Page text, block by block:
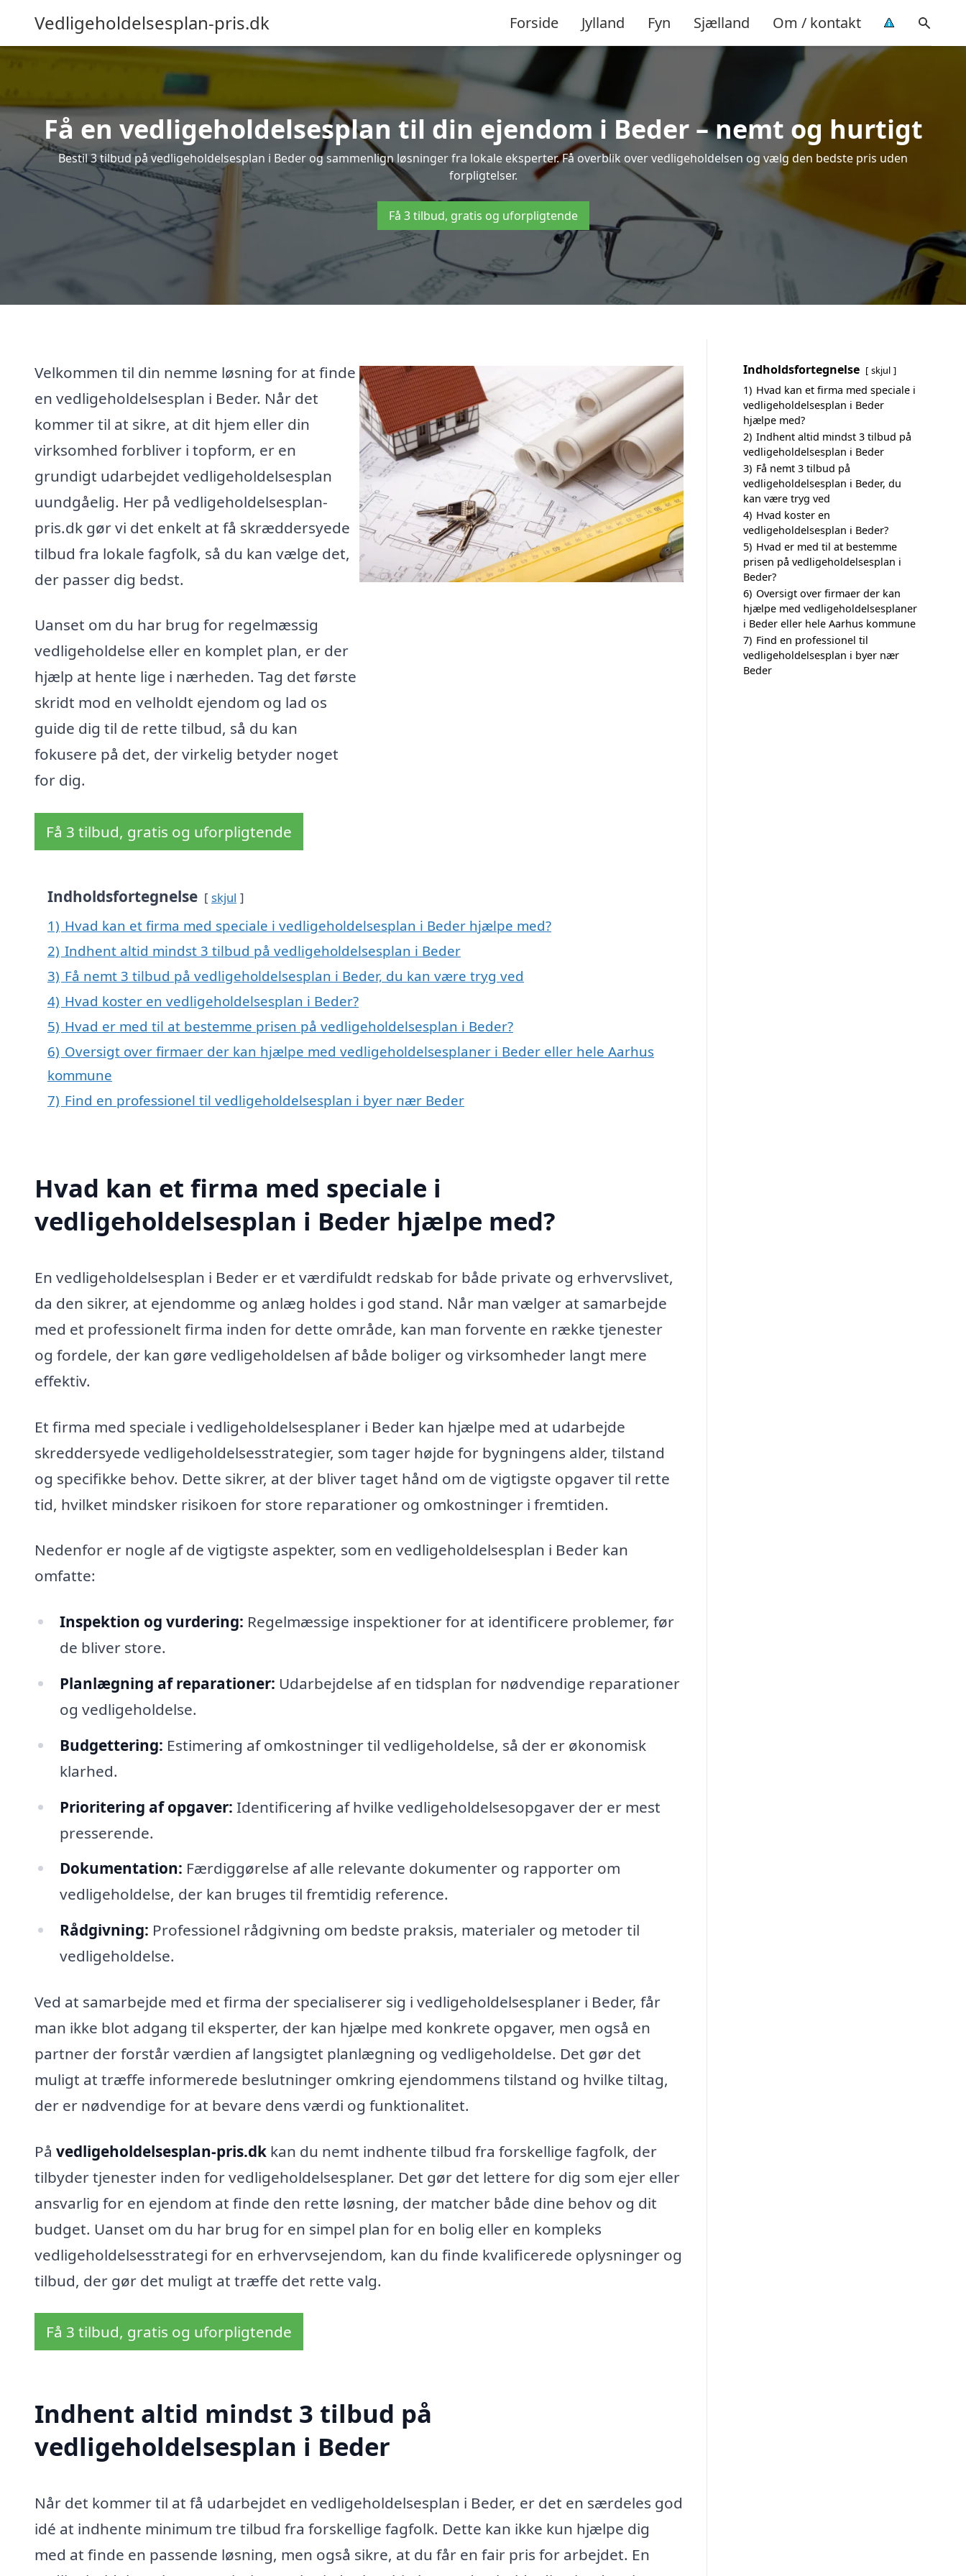
Vedligeholdelsesplan-pris.dk Forside Jylland Fyn Sjælland Om / kontakt
Få en vedligeholdelsesplan til din ejendom i Beder – nemt og hurtigt
Bestil 3 tilbud på vedligeholdelsesplan i Beder og sammenlign løsninger fra lokale eksperter. Få overblik over vedligeholdelsen og vælg den bedste pris uden
forpligtelser.
Få 3 tilbud, gratis og uforpligtende
Velkommen til din nemme løsning for at finde
en vedligeholdelsesplan i Beder. Når det
kommer til at sikre, at dit hjem eller din
virksomhed forbliver i topform, er en
grundigt udarbejdet vedligeholdelsesplan
uundgåelig. Her på vedligeholdelsesplan-
pris.dk gør vi det enkelt at få skræddersyede
tilbud fra lokale fagfolk, så du kan vælge det,
der passer dig bedst.
Uanset om du har brug for regelmæssig
vedligeholdelse eller en komplet plan, er der
hjælp at hente lige i nærheden. Tag det første
skridt mod en velholdt ejendom og lad os
guide dig til de rette tilbud, så du kan
fokusere på det, der virkelig betyder noget
for dig.
Få 3 tilbud, gratis og uforpligtende
Indholdsfortegnelse skjul
1) Hvad kan et firma med speciale i vedligeholdelsesplan i Beder hjælpe med?
2) Indhent altid mindst 3 tilbud på vedligeholdelsesplan i Beder
3) Få nemt 3 tilbud på vedligeholdelsesplan i Beder, du kan være tryg ved
4) Hvad koster en vedligeholdelsesplan i Beder?
5) Hvad er med til at bestemme prisen på vedligeholdelsesplan i Beder?
6) Oversigt over firmaer der kan hjælpe med vedligeholdelsesplaner i Beder eller hele Aarhus
kommune
7) Find en professionel til vedligeholdelsesplan i byer nær Beder
Hvad kan et firma med speciale i
vedligeholdelsesplan i Beder hjælpe med?
En vedligeholdelsesplan i Beder er et værdifuldt redskab for både private og erhvervslivet,
da den sikrer, at ejendomme og anlæg holdes i god stand. Når man vælger at samarbejde
med et professionelt firma inden for dette område, kan man forvente en række tjenester
og fordele, der kan gøre vedligeholdelsen af både boliger og virksomheder langt mere
effektiv.
Et firma med speciale i vedligeholdelsesplaner i Beder kan hjælpe med at udarbejde
skreddersyede vedligeholdelsesstrategier, som tager højde for bygningens alder, tilstand
og specifikke behov. Dette sikrer, at der bliver taget hånd om de vigtigste opgaver til rette
tid, hvilket mindsker risikoen for store reparationer og omkostninger i fremtiden.
Nedenfor er nogle af de vigtigste aspekter, som en vedligeholdelsesplan i Beder kan
omfatte:
Inspektion og vurdering: Regelmæssige inspektioner for at identificere problemer, før
de bliver store.
Planlægning af reparationer: Udarbejdelse af en tidsplan for nødvendige reparationer
og vedligeholdelse.
Budgettering: Estimering af omkostninger til vedligeholdelse, så der er økonomisk
klarhed.
Prioritering af opgaver: Identificering af hvilke vedligeholdelsesopgaver der er mest
presserende.
Dokumentation: Færdiggørelse af alle relevante dokumenter og rapporter om
vedligeholdelse, der kan bruges til fremtidig reference.
Rådgivning: Professionel rådgivning om bedste praksis, materialer og metoder til
vedligeholdelse.
Ved at samarbejde med et firma der specialiserer sig i vedligeholdelsesplaner i Beder, får
man ikke blot adgang til eksperter, der kan hjælpe med konkrete opgaver, men også en
partner der forstår værdien af langsigtet planlægning og vedligeholdelse. Det gør det
muligt at træffe informerede beslutninger omkring ejendommens tilstand og hvilke tiltag,
der er nødvendige for at bevare dens værdi og funktionalitet.
På vedligeholdelsesplan-pris.dk kan du nemt indhente tilbud fra forskellige fagfolk, der
tilbyder tjenester inden for vedligeholdelsesplaner. Det gør det lettere for dig som ejer eller
ansvarlig for en ejendom at finde den rette løsning, der matcher både dine behov og dit
budget. Uanset om du har brug for en simpel plan for en bolig eller en kompleks
vedligeholdelsesstrategi for en erhvervsejendom, kan du finde kvalificerede oplysninger og
tilbud, der gør det muligt at træffe det rette valg.
Få 3 tilbud, gratis og uforpligtende
Indhent altid mindst 3 tilbud på
vedligeholdelsesplan i Beder
Når det kommer til at få udarbejdet en vedligeholdelsesplan i Beder, er det en særdeles god
idé at indhente minimum tre tilbud fra forskellige fagfolk. Dette kan ikke kun hjælpe dig
med at finde en passende løsning, men også sikre, at du får en fair pris for arbejdet. En
Indholdsfortegnelse skjul
1) Hvad kan et firma med speciale i
vedligeholdelsesplan i Beder
hjælpe med?
2) Indhent altid mindst 3 tilbud på
vedligeholdelsesplan i Beder
3) Få nemt 3 tilbud på
vedligeholdelsesplan i Beder, du
kan være tryg ved
4) Hvad koster en
vedligeholdelsesplan i Beder?
5) Hvad er med til at bestemme
prisen på vedligeholdelsesplan i
Beder?
6) Oversigt over firmaer der kan
hjælpe med vedligeholdelsesplaner
i Beder eller hele Aarhus kommune
7) Find en professionel til
vedligeholdelsesplan i byer nær
Beder